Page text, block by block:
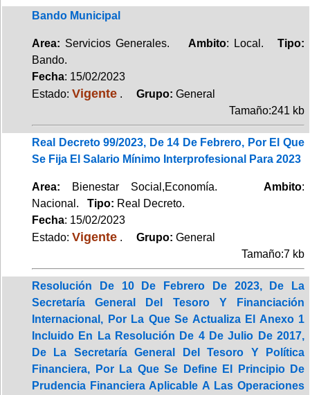
Bando Municipal
Area: Servicios Generales. Ambito: Local.Tipo:
Bando.
Fecha: 15/02/2023
Estado: Vigente . Grupo: General
Tamaño:241 kb
Real Decreto 99/2023, De 14 De Febrero, Por El Que
Se Fija El Salario Mínimo Interprofesional Para 2023
Area: Bienestar Social,Economía. Ambito:
Nacional. Tipo: Real Decreto.
Fecha: 15/02/2023
Estado: Vigente . Grupo: General
Tamaño:7 kb
Resolución De 10 De Febrero De 2023, De La
Secretaría General Del Tesoro Y Financiación
Internacional, Por La Que Se Actualiza El Anexo 1
Incluido En La Resolución De 4 De Julio De 2017,
De La Secretaría General Del Tesoro Y Política
Financiera, Por La Que Se Define El Principio De
Prudencia Financiera Aplicable A Las Operaciones